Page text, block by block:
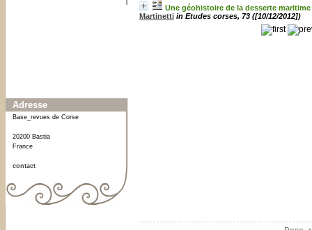
Une géohistoire de la desserte
Martinetti in Etudes corses, 73 ([10/12/2012])
Adresse
Base_revues de Corse
20200 Bastia
France
contact